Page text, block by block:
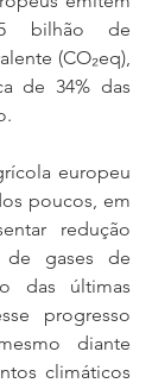
bilhão de
(CO₂eq),
de 34% das
europeu
poucos, em
redução
de gases de
das últimas
progresso
diante
climáticos